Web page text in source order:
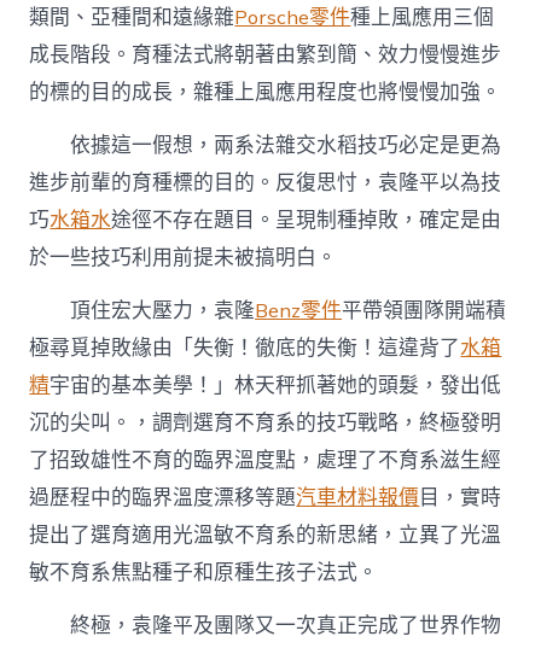
類間、亞種間和遠緣雜Porsche零件種上風應用三個
成長階段。育種法式將朝著由繁到簡、效力慢慢進步
的標的目的成長，雜種上風應用程度也將慢慢加強。
依據這一假想，兩系法雜交水稻技巧必定是更為
進步前輩的育種標的目的。反復思忖，袁隆平以為技
巧水箱水途徑不存在題目。呈現制種掉敗，確定是由
於一些技巧利用前提未被搞明白。
頂住宏大壓力，袁隆Benz零件平帶領團隊開端積
極尋覓掉敗緣由「失衡！徹底的失衡！這違背了水箱
精宇宙的基本美學！」林天秤抓著她的頭髮，發出低
沉的尖叫。，調劑選育不育系的技巧戰略，終極發明
了招致雄性不育的臨界溫度點，處理了不育系滋生經
過歷程中的臨界溫度漂移等題汽車材料報價 目，實時
提出了選育適用光溫敏不育系的新思緒，立異了光溫
敏不育系焦點種子和原種生孩子法式。
終極，袁隆平及團隊又一次真正完成了世界作物